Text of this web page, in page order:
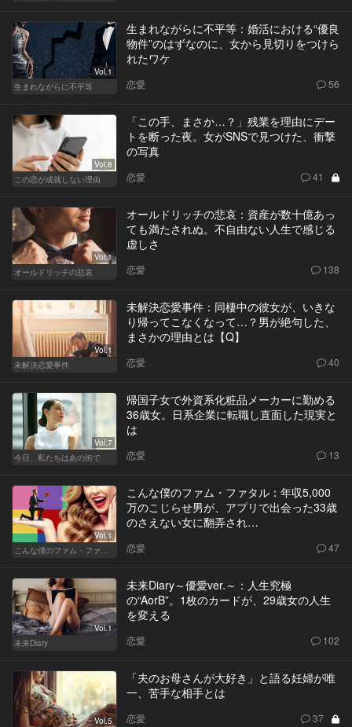
Vol.1
生まれながらに不平等
生まれながらに不平等：婚活における“優良
物件”のはずなのに、女から見切りをつけら
れたワケ
恋愛 56
Vol.8
この恋が成就しない理由
「この手、まさか…？」残業を理由にデー
トを断った夜。女がSNSで見つけた、衝撃
の写真
恋愛 41
Vol.1
オールドリッチの悲哀
オールドリッチの悲哀：資産が数十億あっ
ても満たされぬ。不自由ない人生で感じる
虚しさ
恋愛 138
Vol.1
未解決恋愛事件
未解決恋愛事件：同棲中の彼女が、いきな
り帰ってこなくなって…？男が絶句した、
まさかの理由とは【Q】
恋愛 40
Vol.7
今日、私たちはあの街で
帰国子女で外資系化粧品メーカーに勤める
36歳女。日系企業に転職し直面した現実と
は
恋愛 13
Vol.1
こんな僕のファム・ファタル
こんな僕のファム・ファタル：年収5,000
万のこじらせ男が、アプリで出会った33歳
のさえない女に翻弄され…
恋愛 47
Vol.1
未来Diary
未来Diary～優愛ver.～：人生究極
の“AorB”。1枚のカードが、29歳女の人生
を変える
恋愛 102
Vol.5
「夫のお母さんが大好き」と語る妊婦が唯
一、苦手な相手とは
恋愛 37